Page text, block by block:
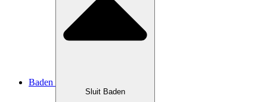
Baden
Sluit Baden